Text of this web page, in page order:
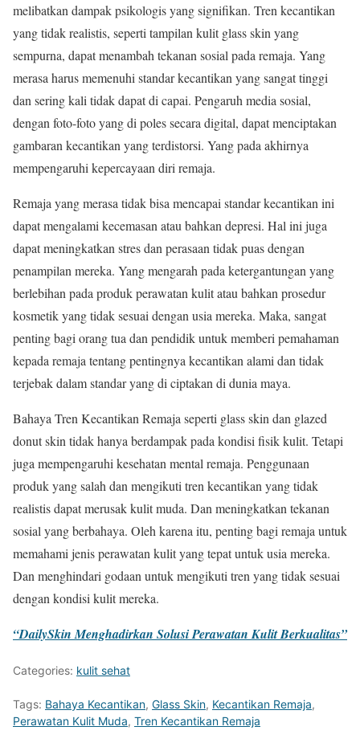
melibatkan dampak psikologis yang signifikan. Tren kecantikan
yang tidak realistis, seperti tampilan kulit glass skin yang
sempurna, dapat menambah tekanan sosial pada remaja. Yang
merasa harus memenuhi standar kecantikan yang sangat tinggi
dan sering kali tidak dapat di capai. Pengaruh media sosial,
dengan foto-foto yang di poles secara digital, dapat menciptakan
gambaran kecantikan yang terdistorsi. Yang pada akhirnya
mempengaruhi kepercayaan diri remaja.
Remaja yang merasa tidak bisa mencapai standar kecantikan ini
dapat mengalami kecemasan atau bahkan depresi. Hal ini juga
dapat meningkatkan stres dan perasaan tidak puas dengan
penampilan mereka. Yang mengarah pada ketergantungan yang
berlebihan pada produk perawatan kulit atau bahkan prosedur
kosmetik yang tidak sesuai dengan usia mereka. Maka, sangat
penting bagi orang tua dan pendidik untuk memberi pemahaman
kepada remaja tentang pentingnya kecantikan alami dan tidak
terjebak dalam standar yang di ciptakan di dunia maya.
Bahaya Tren Kecantikan Remaja seperti glass skin dan glazed
donut skin tidak hanya berdampak pada kondisi fisik kulit. Tetapi
juga mempengaruhi kesehatan mental remaja. Penggunaan
produk yang salah dan mengikuti tren kecantikan yang tidak
realistis dapat merusak kulit muda. Dan meningkatkan tekanan
sosial yang berbahaya. Oleh karena itu, penting bagi remaja untuk
memahami jenis perawatan kulit yang tepat untuk usia mereka.
Dan menghindari godaan untuk mengikuti tren yang tidak sesuai
dengan kondisi kulit mereka.
“DailySkin Menghadirkan Solusi Perawatan Kulit Berkualitas”
Categories: kulit sehat
Tags: Bahaya Kecantikan, Glass Skin, Kecantikan Remaja,
Perawatan Kulit Muda, Tren Kecantikan Remaja